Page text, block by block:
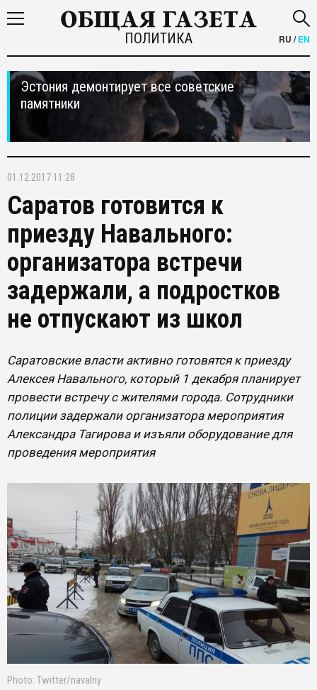
ПОЛИТИКА RU /EN
Эстония демонтирует все советские
памятники
01.12.2017 11:28
Саратов готовится к
приезду Навального:
организатора встречи
задержали, а подростков
не отпускают из школ
Саратовские власти активно готовятся к приезду
Алексея Навального, который 1 декабря планирует
провести встречу с жителями города. Сотрудники
полиции задержали организатора мероприятия
Александра Тагирова и изъяли оборудование для
проведения мероприятия
Photo: Twitter/navalny